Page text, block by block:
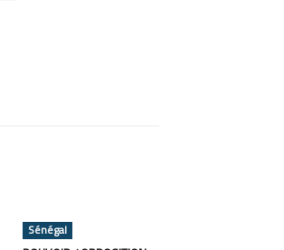
Sénégal